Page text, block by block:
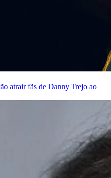
atrair fãs de Danny Trejo ao